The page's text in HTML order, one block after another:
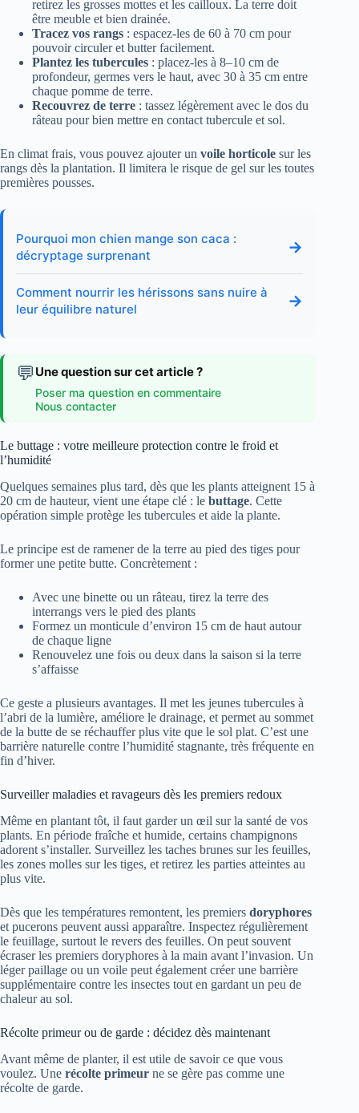
retirez les grosses mottes et les cailloux. La terre doit
être meuble et bien drainée.
Tracez vos rangs : espacez-les de 60 à 70 cm pour
pouvoir circuler et butter facilement.
Plantez les tubercules : placez-les à 8–10 cm de
profondeur, germes vers le haut, avec 30 à 35 cm entre
chaque pomme de terre.
Recouvrez de terre : tassez légèrement avec le dos du
râteau pour bien mettre en contact tubercule et sol.
En climat frais, vous pouvez ajouter un voile horticole sur les
rangs dès la plantation. Il limitera le risque de gel sur les toutes
premières pousses.
Pourquoi mon chien mange son caca :
décryptage surprenant
→
Comment nourrir les hérissons sans nuire à
leur équilibre naturel
→
💬 Une question sur cet article ?
Poser ma question en commentaire
Nous contacter
Le buttage : votre meilleure protection contre le froid et
l’humidité
Quelques semaines plus tard, dès que les plants atteignent 15 à
20 cm de hauteur, vient une étape clé : le buttage. Cette
opération simple protège les tubercules et aide la plante.
Le principe est de ramener de la terre au pied des tiges pour
former une petite butte. Concrètement :
Avec une binette ou un râteau, tirez la terre des
interrangs vers le pied des plants
Formez un monticule d’environ 15 cm de haut autour
de chaque ligne
Renouvelez une fois ou deux dans la saison si la terre
s’affaisse
Ce geste a plusieurs avantages. Il met les jeunes tubercules à
l’abri de la lumière, améliore le drainage, et permet au sommet
de la butte de se réchauffer plus vite que le sol plat. C’est une
barrière naturelle contre l’humidité stagnante, très fréquente en
fin d’hiver.
Surveiller maladies et ravageurs dès les premiers redoux
Même en plantant tôt, il faut garder un œil sur la santé de vos
plants. En période fraîche et humide, certains champignons
adorent s’installer. Surveillez les taches brunes sur les feuilles,
les zones molles sur les tiges, et retirez les parties atteintes au
plus vite.
Dès que les températures remontent, les premiers doryphores
et pucerons peuvent aussi apparaître. Inspectez régulièrement
le feuillage, surtout le revers des feuilles. On peut souvent
écraser les premiers doryphores à la main avant l’invasion. Un
léger paillage ou un voile peut également créer une barrière
supplémentaire contre les insectes tout en gardant un peu de
chaleur au sol.
Récolte primeur ou de garde : décidez dès maintenant
Avant même de planter, il est utile de savoir ce que vous
voulez. Une récolte primeur ne se gère pas comme une
récolte de garde.